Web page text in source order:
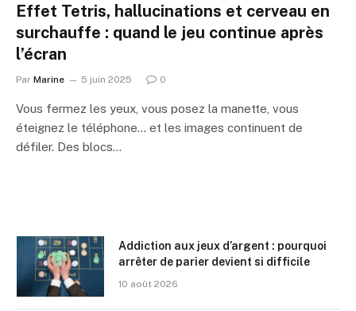
Effet Tetris, hallucinations et cerveau en
surchauffe : quand le jeu continue après
l’écran
Par Marine 5 juin 2025 0
Vous fermez les yeux, vous posez la manette, vous
éteignez le téléphone… et les images continuent de
défiler. Des blocs…
Addiction aux jeux d’argent : pourquoi
arrêter de parier devient si difficile
10 août 2026